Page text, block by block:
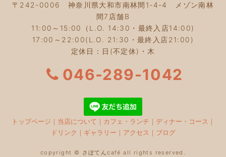
2023年2月(4)
2023年1月(3)
2022年12月(4)
2022年11月(4)
2022年10月 (4)
2022年8月(3)
2022年6月(3)
2022年5月(3)
2022年4月(5)
2022年3月 (3)
〒242-0006 神奈川県大和市南林間1-4-4 メゾン南林
間7店舗B
11:00～15:00（L.O. 14:30・最終入店14:00)
17:00～22:00(L.O. 21:30・最終入店21:00)
定休日：日(不定休)・木
046-289-1042
トップページ ｜ 当店について ｜ カフェ・ランチ ｜ ディナー・コース ｜
ドリンク ｜ ギャラリー ｜ アクセス ｜ ブログ
copyright © さぼてんcafé all rights reserved.